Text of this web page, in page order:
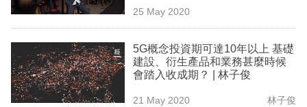
生
時
事
25 May 2020
5G概念投資期可達10年以上 基礎
建設、衍生產品和業務甚麼時候
會踏入收成期？ | 林子俊
21 May 2020 林子俊